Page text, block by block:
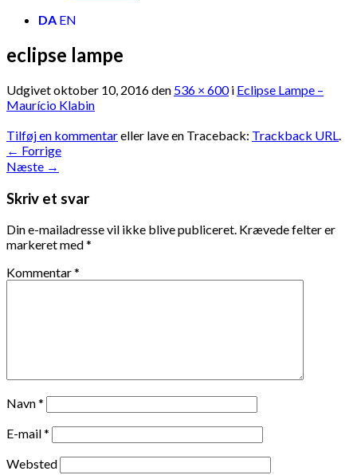
DA EN
eclipse lampe
Udgivetoktober 10, 2016den 536 × 600i Eclipse Lampe –
Maurício Klabin
Tilføj en kommentareller lave en Traceback: Trackback URL.
← Forrige
Næste →
Skriv et svar
Din e-mailadresse vil ikke blive publiceret. Krævede felter er
markeret med*
Kommentar*
Navn*
E-mail*
Websted